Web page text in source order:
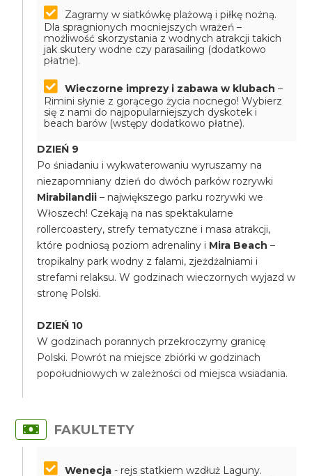
Zagramy w siatkówkę plażową i piłkę nożną.
Dla spragnionych mocniejszych wrażeń –
możliwość skorzystania z wodnych atrakcji takich
jak skutery wodne czy parasailing (dodatkowo
płatne).
Wieczorne imprezy i zabawa w klubach –
Rimini słynie z gorącego życia nocnego! Wybierz
się z nami do najpopularniejszych dyskotek i
beach barów (wstępy dodatkowo płatne).
DZIEŃ 9
Po śniadaniu i wykwaterowaniu wyruszamy na
niezapomniany dzień do dwóch parków rozrywki
Mirabilandii– największego parku rozrywki we
Włoszech! Czekają na nas spektakularne
rollercoastery, strefy tematyczne i masa atrakcji,
które podniosą poziom adrenaliny i Mira Beach –
tropikalny park wodny z falami, zjeżdżalniami i
strefami relaksu. W godzinach wieczornych wyjazd w
stronę Polski.
DZIEŃ 10
W godzinach porannych przekroczymy granicę
Polski. Powrót na miejsce zbiórki w godzinach
popołudniowych w zależności od miejsca wsiadania.
FAKULTETY
Wenecja - rejs statkiem wzdłuż Laguny.